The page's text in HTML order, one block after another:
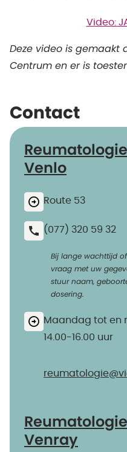
Video:
Deze video is gemaakt
Centrum en er is
Contact
Venlo
Route 53
(077) 320 59 32
Bij lange wachttijd
vraag met uw
stuur naam,
dosering.
Maandag tot en
14.00-16.00 uur
Venray